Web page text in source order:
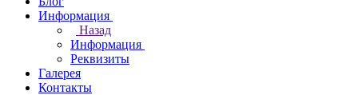
Информация
Назад
Информация
Реквизиты
Галерея
Контакты